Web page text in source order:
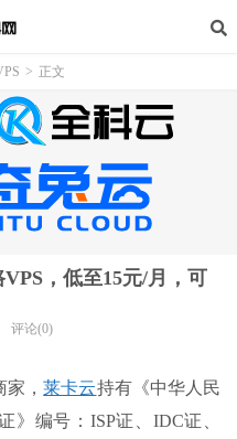
> 正文
，低至15元/月，可
评论(0)
家，莱卡云持有《中华人民
》编号：ISP证、IDC证、